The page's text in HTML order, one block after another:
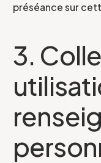
préséance sur
3.